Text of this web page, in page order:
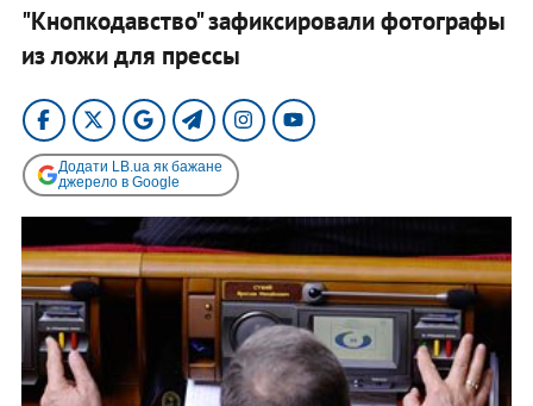
"Кнопкодавство" зафиксировали фотографы
из ложи для прессы
Додати LB.ua як бажане
джерело в Google